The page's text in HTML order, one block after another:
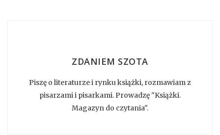
ZDANIEM SZOTA
Piszę o literaturze i rynku książki, rozmawiam z
pisarzami i pisarkami. Prowadzę "Książki.
Magazyn do czytania".